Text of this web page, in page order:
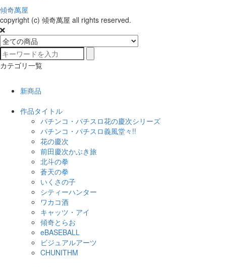
傾奇萬屋
copyright (c) 傾奇萬屋 all rights reserved.
カテゴリ一覧
新商品
作品タイトル
パチンコ・パチスロ花の慶次シリーズ
パチンコ・パチスロ義風堂々!!
花の慶次
前田慶次かぶき旅
北斗の拳
蒼天の拳
いくさの子
シティーハンター
ワカコ酒
キャッツ・アイ
傾奇とらお
eBASEBALL
ビジュアルアーツ
CHUNITHM